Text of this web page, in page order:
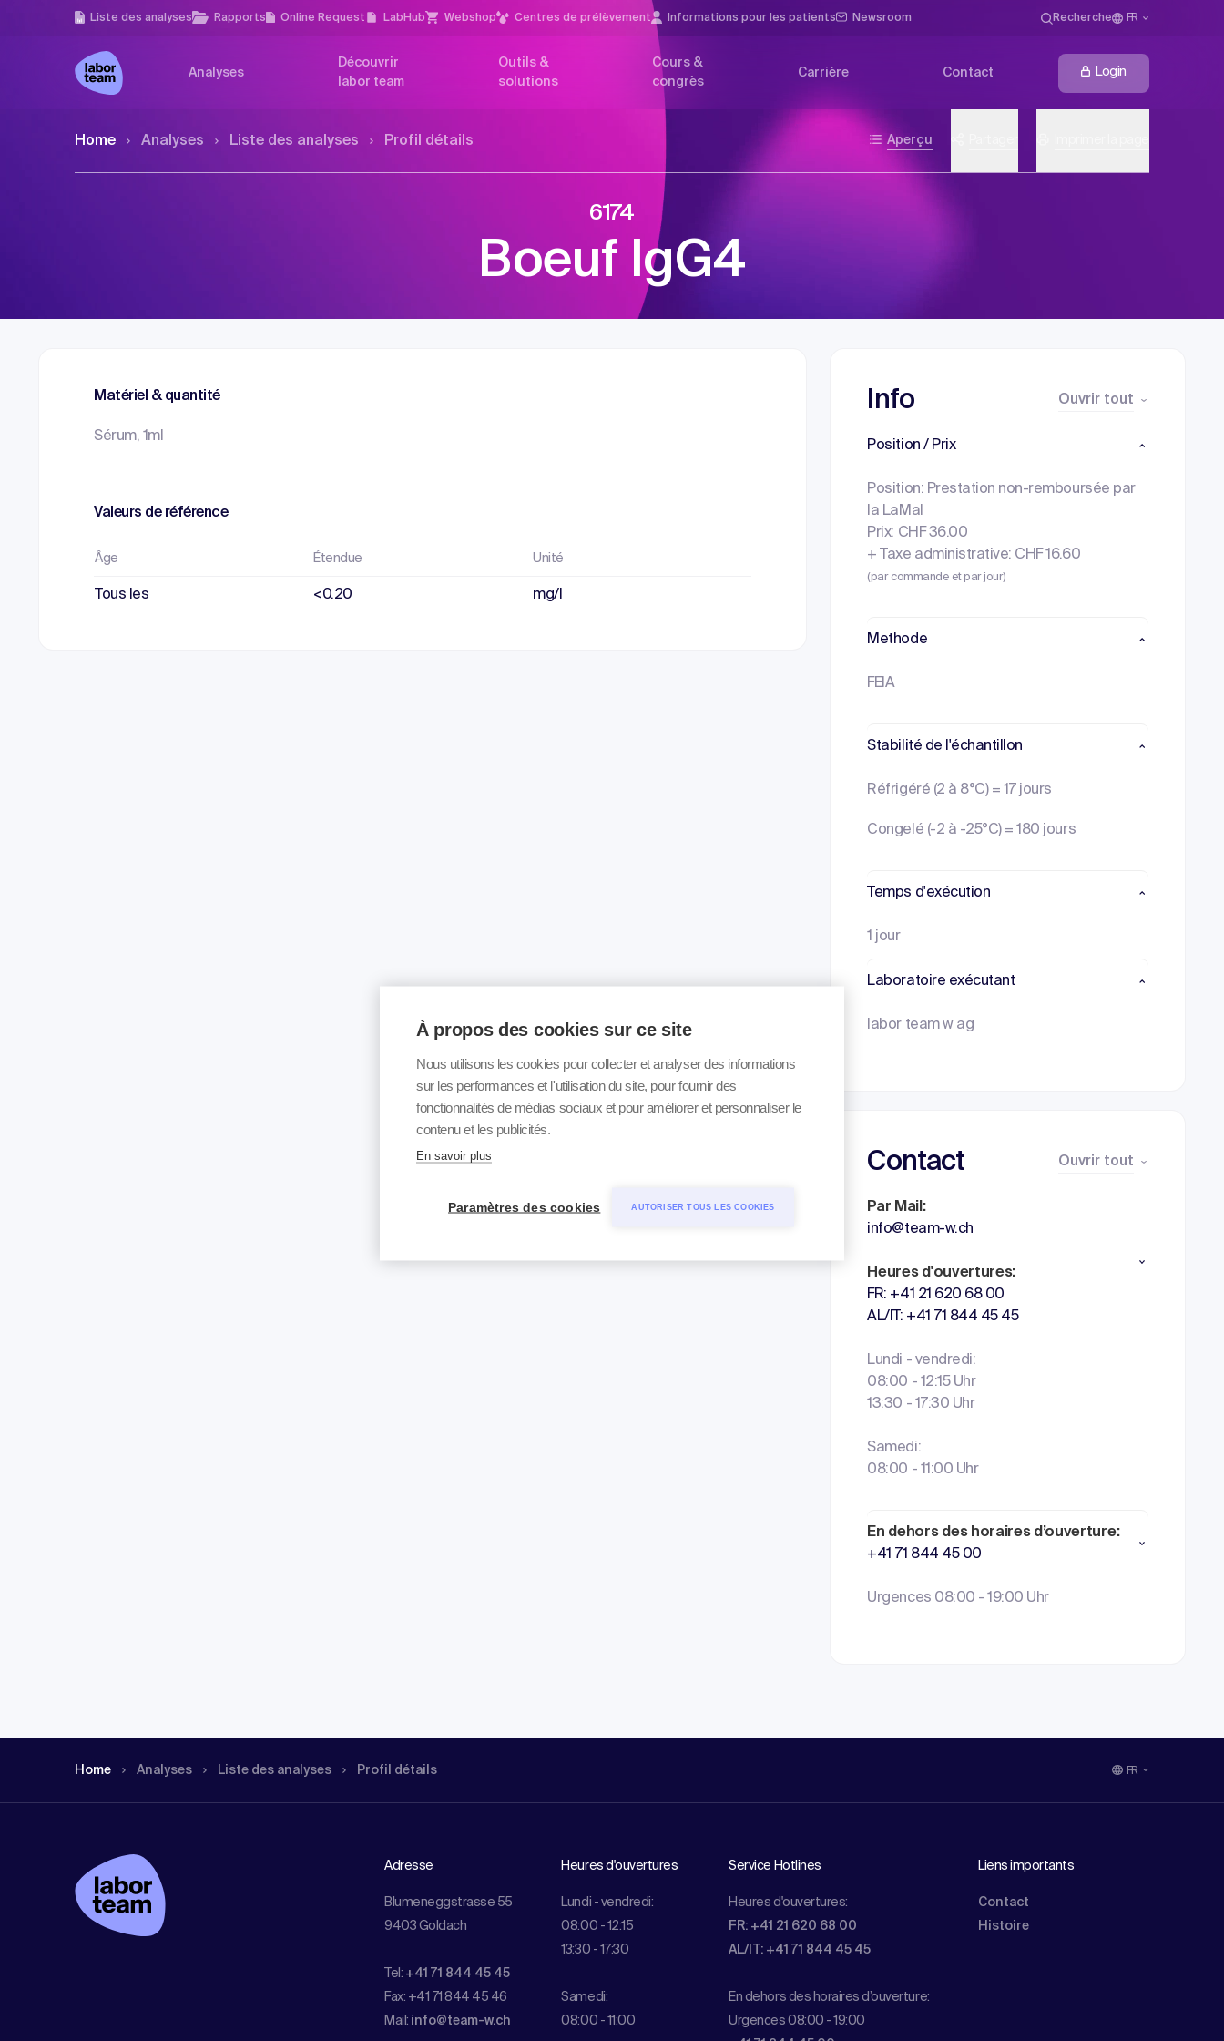
Liste des analyses Rapports Online Request LabHub Webshop Centres de prélèvement Infor­mations pour les patients Newsroom Recherche FR
Analyses
Découvrir
labor team
Outils &
solutions
Cours &
congrès
Carrière Contact Login
Home Analyses Liste des analyses Profil détails Aperçu
6174
Boeuf IgG4
Matériel & quantité
Sérum, 1ml
Valeurs de référence
Âge Étendue Unité
Tous les <0.20 mg/l
Info Ouvrir tout
Position / Prix
Position: Prestation non-remboursée par
la LaMal
Prix: CHF 36.00
+ Taxe administrative: CHF 16.60
(par commande et par jour)
Methode
FEIA
Stabilité de l'échantillon
Réfrigéré (2 à 8°C) = 17 jours
Congelé (-2 à -25°C) = 180 jours
Temps d'exécution
1 jour
Laboratoire exécutant
labor team w ag
Contact Ouvrir tout
Par Mail:
info@team-w.ch
Heures d'ouvertures:
FR: +41 21 620 68 00
AL/IT: +41 71 844 45 45
Lundi - vendredi:
08:00 - 12:15 Uhr
13:30 - 17:30 Uhr
Samedi:
08:00 - 11:00 Uhr
En dehors des horaires d’ouverture:
+41 71 844 45 00
Urgences 08:00 - 19:00 Uhr
Home Analyses Liste des analyses Profil détails FR
Adresse
Blumeneggstrasse 55
9403 Goldach
Tel: +41 71 844 45 45
Fax: +41 71 844 45 46
Mail: info@team-w.ch
Heures d'ouvertures
Lundi - vendredi:
08:00 - 12:15
13:30 - 17:30
Samedi:
08:00 - 11:00
Service Hotlines
Heures d'ouvertures:
FR: +41 21 620 68 00
AL/IT: +41 71 844 45 45
En dehors des horaires d’ouverture:
Urgences 08:00 - 19:00
Liens importants
Contact
Histoire
À propos des cookies sur ce site
Nous utilisons les cookies pour collecter et analyser des informations
sur les performances et l'utilisation du site, pour fournir des
fonctionnalités de médias sociaux et pour améliorer et personnaliser le
contenu et les publicités.
En savoir plus
Paramètres des cookies AUTORISER TOUS LES COOKIES